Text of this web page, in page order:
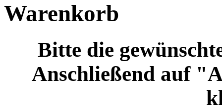
Warenkorb
Bitte die
Anschließend auf